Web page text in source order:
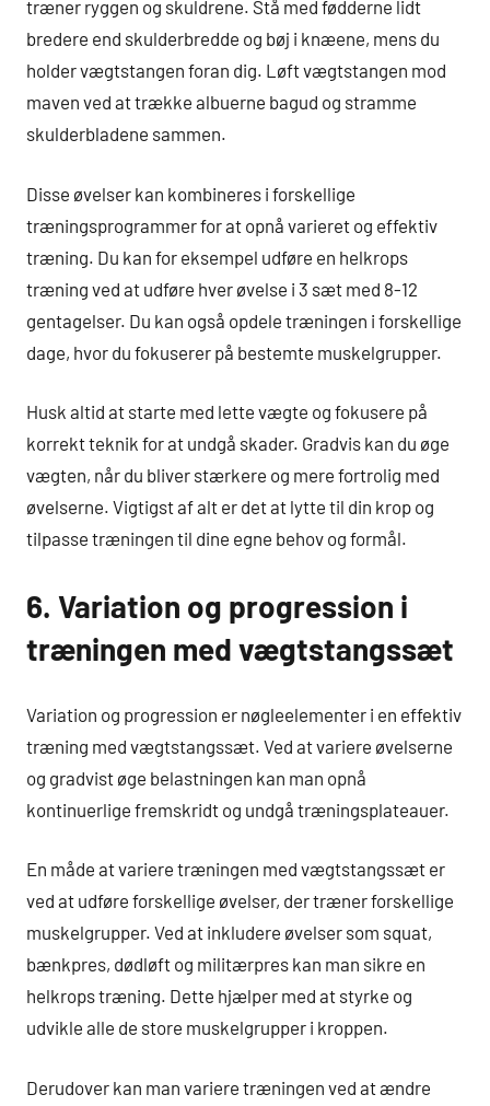
træner ryggen og skuldrene. Stå med fødderne lidt
bredere end skulderbredde og bøj i knæene, mens du
holder vægtstangen foran dig. Løft vægtstangen mod
maven ved at trække albuerne bagud og stramme
skulderbladene sammen.
Disse øvelser kan kombineres i forskellige
træningsprogrammer for at opnå varieret og effektiv
træning. Du kan for eksempel udføre en helkrops
træning ved at udføre hver øvelse i 3 sæt med 8-12
gentagelser. Du kan også opdele træningen i forskellige
dage, hvor du fokuserer på bestemte muskelgrupper.
Husk altid at starte med lette vægte og fokusere på
korrekt teknik for at undgå skader. Gradvis kan du øge
vægten, når du bliver stærkere og mere fortrolig med
øvelserne. Vigtigst af alt er det at lytte til din krop og
tilpasse træningen til dine egne behov og formål.
6. Variation og progression i
træningen med vægtstangssæt
Variation og progression er nøgleelementer i en effektiv
træning med vægtstangssæt. Ved at variere øvelserne
og gradvist øge belastningen kan man opnå
kontinuerlige fremskridt og undgå træningsplateauer.
En måde at variere træningen med vægtstangssæt er
ved at udføre forskellige øvelser, der træner forskellige
muskelgrupper. Ved at inkludere øvelser som squat,
bænkpres, dødløft og militærpres kan man sikre en
helkrops træning. Dette hjælper med at styrke og
udvikle alle de store muskelgrupper i kroppen.
Derudover kan man variere træningen ved at ændre